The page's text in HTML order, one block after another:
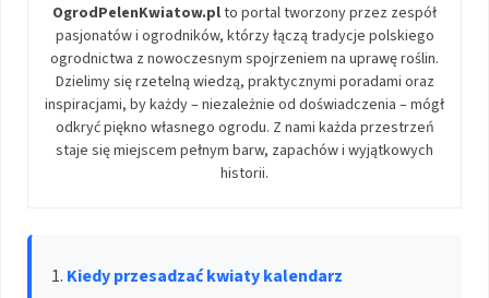
OgrodPelenKwiatow.plto portal tworzony przez zespół
pasjonatów i ogrodników, którzy łączą tradycje polskiego
ogrodnictwa z nowoczesnym spojrzeniem na uprawę roślin.
Dzielimy się rzetelną wiedzą, praktycznymi poradami oraz
inspiracjami, by każdy – niezależnie od doświadczenia – mógł
odkryć piękno własnego ogrodu. Z nami każda przestrzeń
staje się miejscem pełnym barw, zapachów i wyjątkowych
historii.
Kiedy przesadzać kwiaty kalendarz